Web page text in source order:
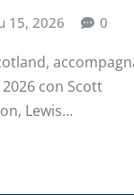
15, 2026 0
2026 con Scott
Lewis…